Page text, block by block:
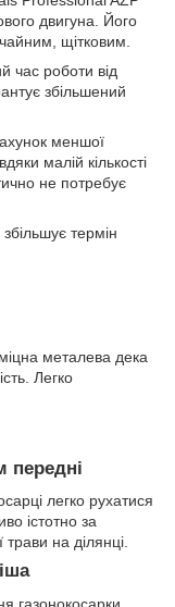
двигуна. Його
щітковим.
час роботи від
збільшений
меншої
малій кількості
не потребує
термін
металева дека
Легко
передні
легко рухатися
істотно за
трави на ділянці.